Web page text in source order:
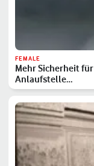
FEMALE
Mehr Sicherheit
Anlaufstelle…